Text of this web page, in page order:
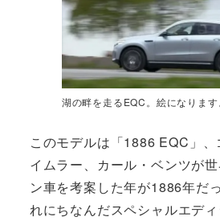
湖の畔を走るEQC。絵になります
このモデルは「1886 EQC」
イムラー、カール・ベンツが
ン車を考案した年が1886年だ
れにちなんだスペシャルエデ